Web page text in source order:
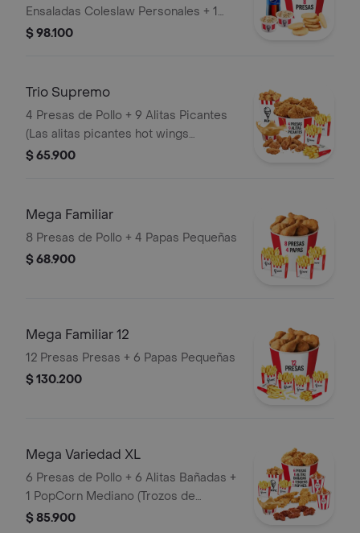
Ensaladas Coleslaw Personales + 1
Gaseosa 1,5 Litros
$ 98.100
Trio Supremo
4 Presas de Pollo + 9 Alitas Picantes
(Las alitas picantes hot wings
equivalen a un trozo de ala) + 1
Pequeñas + 1 Balde de Salsa 100g
$ 65.900
Mega Familiar
8 Presas de Pollo + 4 Papas Pequeñas
$ 68.900
Mega Familiar 12
12 Presas Presas + 6 Papas Pequeñas
$ 130.200
Mega Variedad XL
6 Presas de Pollo + 6 Alitas Bañadas +
1 PopCorn Mediano (Trozos de
pechuga apanados) + 4 Tenders (Tiras
$ 85.900